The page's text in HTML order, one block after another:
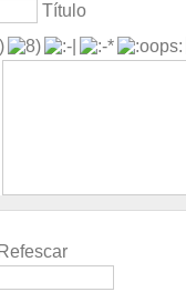
Título
Refescar